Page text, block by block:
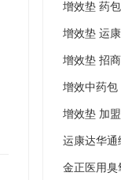
增效垫 药包
增效垫 运
增效垫 招
增效中药包
增效垫 加
运康达华通
剂金正医用臭